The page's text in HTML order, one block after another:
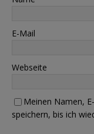
E-Mail
Webseite
Meinen Namen,
speichern, bis ich